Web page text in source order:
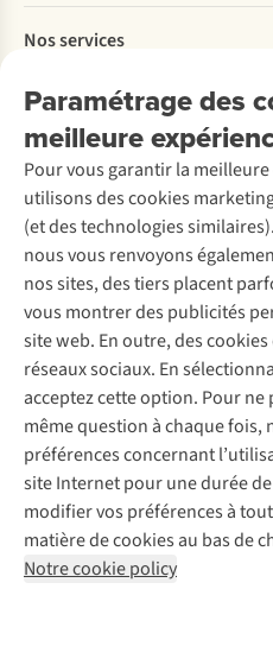
Paramétrage des
meilleure
Pour vous garantir la
utilisons des cookies
(et des technologies
nous vous renvoyons
nos sites, des tiers placent
vous montrer des publicités
site web. En outre, des
réseaux sociaux. En
acceptez cette option. Pour ne
même question à chaque fois,
préférences concernant
site Internet pour une durée
modifier vos préférences à
matière de cookies au bas de
Notre cookie policy
Payer
Livraison
Rétractation d'une commande
Entretien & réparations
Garantie
Contactez-nous
Explore More
À propos d’Ayacucho
Nos magasins
À propos d’A.S.Adventure
Déclaration d'accessibilité
Nos services
Location / Location sports d’hiver
Entretien de ski
Service de lavage
Entretien de chaussures
Réparation de chaussures
Réparation de vêtements
Retouches
Pour les entreprises
Découvrez
A.S.Magazine
Explore Camp
Gear Check
Expertise & conseils
Abonnez-vous à la newsletter
Mentions légales
Conditions
AS Adventure Luxemburg SA,